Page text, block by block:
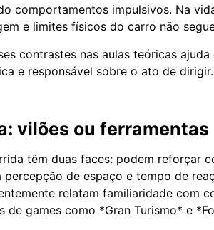
comportamentos impulsivos. Na
e limites físicos do carro não
contrastes nas aulas teóricas
e responsável sobre o ato de dirigir.
vilões ou
têm duas faces: podem reforçar
de espaço e tempo de
relatam familiaridade com
de games como *Gran Turismo* e